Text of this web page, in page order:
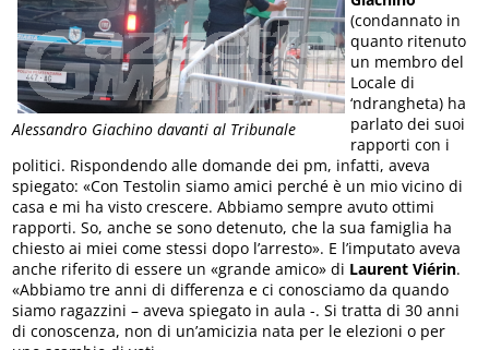
Alessandro Giachino davanti al Tribunale
(condannato in
quanto ritenuto
un membro del
Locale di
‘ndrangheta) ha
parlato dei suoi
rapporti con i
politici. Rispondendo alle domande dei pm, infatti, aveva
spiegato: «Con Testolin siamo amici perché è un mio vicino di
casa e mi ha visto crescere. Abbiamo sempre avuto ottimi
rapporti. So, anche se sono detenuto, che la sua famiglia ha
chiesto ai miei come stessi dopo l’arresto». E l’imputato aveva
anche riferito di essere un «grande amico» di Laurent Viérin.
«Abbiamo tre anni di differenza e ci conosciamo da quando
siamo ragazzini – aveva spiegato in aula -. Si tratta di 30 anni
di conoscenza, non di un’amicizia nata per le elezioni o per